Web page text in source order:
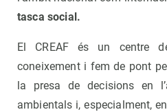
tasca social.
El CREAF és un centre
coneixement i fem de pont
la presa de decisions en
ambientals i, especialment,